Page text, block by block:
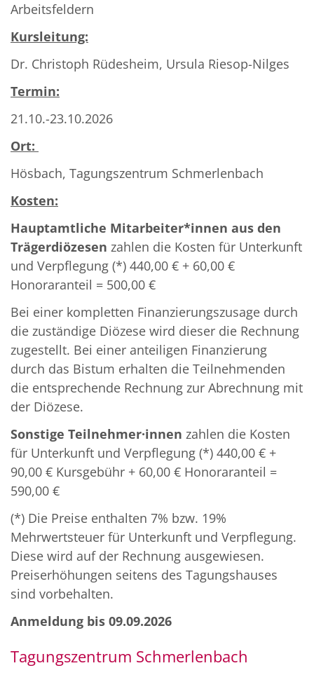
Arbeitsfeldern
Kursleitung:
Dr. Christoph Rüdesheim, Ursula Riesop-Nilges
Termin:
21.10.-23.10.2026
Ort:
Hösbach, Tagungszentrum Schmerlenbach
Kosten:
Hauptamtliche Mitarbeiter*innen aus den
Trägerdiözesen zahlen die Kosten für Unterkunft
und Verpflegung (*) 440,00 € + 60,00 €
Honoraranteil = 500,00 €
Bei einer kompletten Finanzierungszusage durch
die zuständige Diözese wird dieser die Rechnung
zugestellt. Bei einer anteiligen Finanzierung
durch das Bistum erhalten die Teilnehmenden
die entsprechende Rechnung zur Abrechnung mit
der Diözese.
Sonstige Teilnehmer·innen zahlen die Kosten
für Unterkunft und Verpflegung (*) 440,00 € +
90,00 € Kursgebühr + 60,00 € Honoraranteil =
590,00 €
(*) Die Preise enthalten 7% bzw. 19%
Mehrwertsteuer für Unterkunft und Verpflegung.
Diese wird auf der Rechnung ausgewiesen.
Preiserhöhungen seitens des Tagungshauses
sind vorbehalten.
Anmeldung bis 09.09.2026
Tagungszentrum Schmerlenbach